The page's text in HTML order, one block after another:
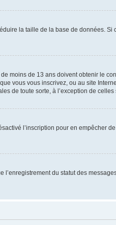
la taille de la base de données. Si
moins de 13 ans doivent obtenir le
vous vous inscrivez, ou au site
de toute sorte, à l’exception de celles
l’inscription pour en empêcher
du statut des